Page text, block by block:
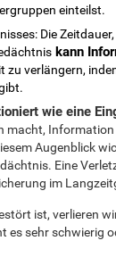
einteilst.
Die
kann
zu verlängern,
wie eine
macht,
Augenblick
Eine
im
ist, verlieren
es sehr schwierig